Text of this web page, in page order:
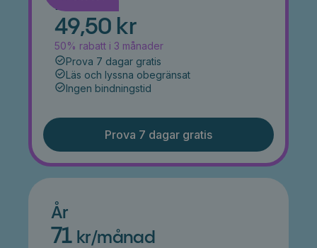
Månad
49,50 kr
50% rabatt i 3 månader
Prova 7 dagar gratis
Läs och lyssna obegränsat
Ingen bindningstid
Prova 7 dagar gratis
År
71 kr/månad